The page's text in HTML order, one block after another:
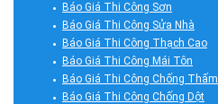
Báo Giá Thi Công Sơn
Báo Giá Thi Công Sửa Nhà
Báo Giá Thi Công Thạch Cao
Báo Giá Thi Công Mái Tôn
Báo Giá Thi Công Chống Thấm
Báo Giá Thi Công Chống Dột